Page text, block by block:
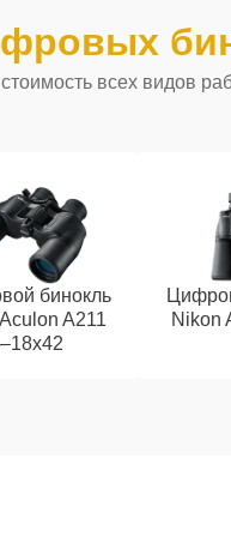
всех видов
бинокль
A211
Nikon